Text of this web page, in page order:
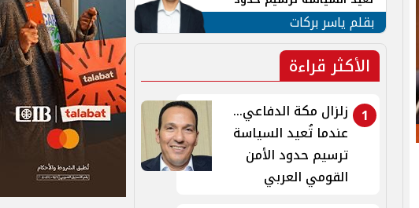
الأمن القومي العربي
بقلم ياسر بركات
الأكثر قراءة
1
زلزال مكة الدفاعي...
عندما تُعيد السياسة
ترسيم حدود الأمن
القومي العربي